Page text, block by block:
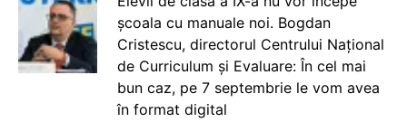
școala cu manuale noi. Bogdan
Cristescu, directorul Centrului Național
de Curriculum și Evaluare: În cel mai
bun caz, pe 7 septembrie le vom avea
în format digital